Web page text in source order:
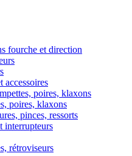
fourche et direction
accessoires
poires, klaxons
poires, klaxons
pinces, ressorts
interrupteurs
rétroviseurs